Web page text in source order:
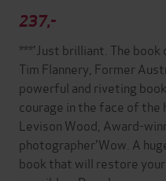
237,-
***'Just brilliant. The
Tim Flannery, Former
powerful and riveting
courage in the face of
Levison Wood, Award-
photographer'Wow. A
book that will restore